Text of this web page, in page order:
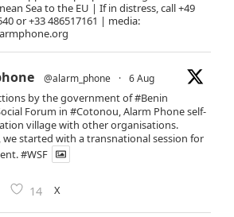
Sea to the EU | If in distress, call +49
or +33 486517161 | media:
@alarm_phone · 6 Aug
by the government of#Benin
Forum in #Cotonou , Alarm Phone self-
village with other organisations.
started with a transnational session for
#WSF
14 X